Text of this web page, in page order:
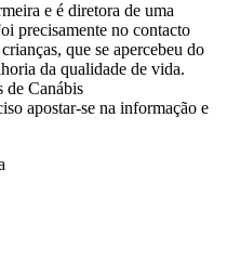
e é diretora de uma
precisamente no contacto
que se apercebeu do
da qualidade de vida.
de Canábis
apostar-se na informação e